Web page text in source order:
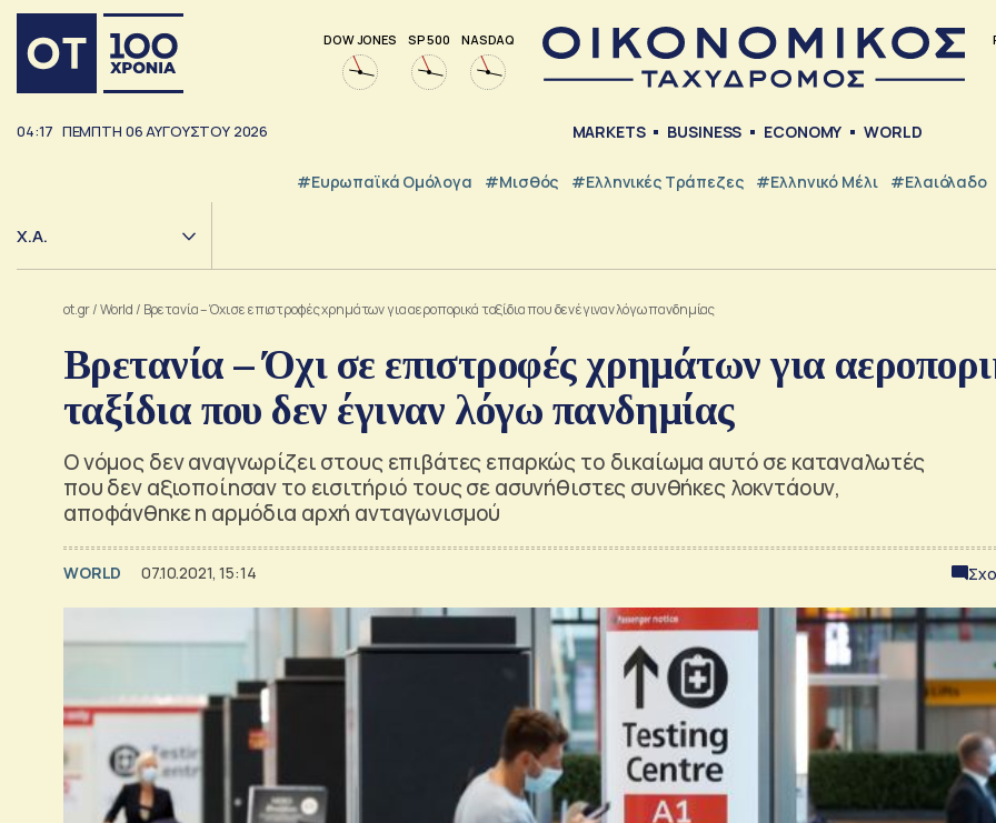
DOW JONES SP 500 NASDAQ
04:17 ΠΕΜΠΤΗ 06ΑΥΓΟΥΣΤΟΥ 2026 MARKETS BUSINESS ECONOMY WORLD
#Ευρωπαϊκά Ομόλογα #Μισθός #ελληνικές Τράπεζες #Ελληνικό Μέλι #Ελαιόλαδο
Χ.Α.
ot.gr/World / Βρετανία – Όχι σε επιστροφές χρημάτων για αεροπορικά ταξίδια που δεν έγιναν λόγω πανδημίας
Βρετανία – Όχι σε επιστροφές χρημάτων για
ταξίδια που δεν έγιναν λόγω πανδημίας
Ο νόμος δεν αναγνωρίζει στους επιβάτες επαρκώς το δικαίωμα αυτό σε καταναλωτές
που δεν αξιοποίησαν το εισιτήριό τους σε ασυνήθιστες συνθήκες λοκντάουν,
αποφάνθηκε η αρμόδια αρχή ανταγωνισμού
WORLD 07.10.2021, 15:14